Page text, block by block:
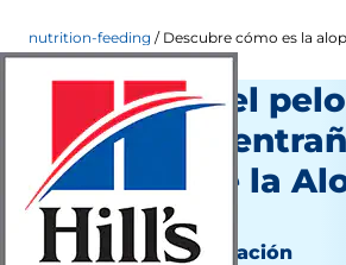
nutrition-feeding Descubre cómo es la alopecia
¿Se le cae el
perro?
Misterio de la
en Perros
Nutrición y alimentación